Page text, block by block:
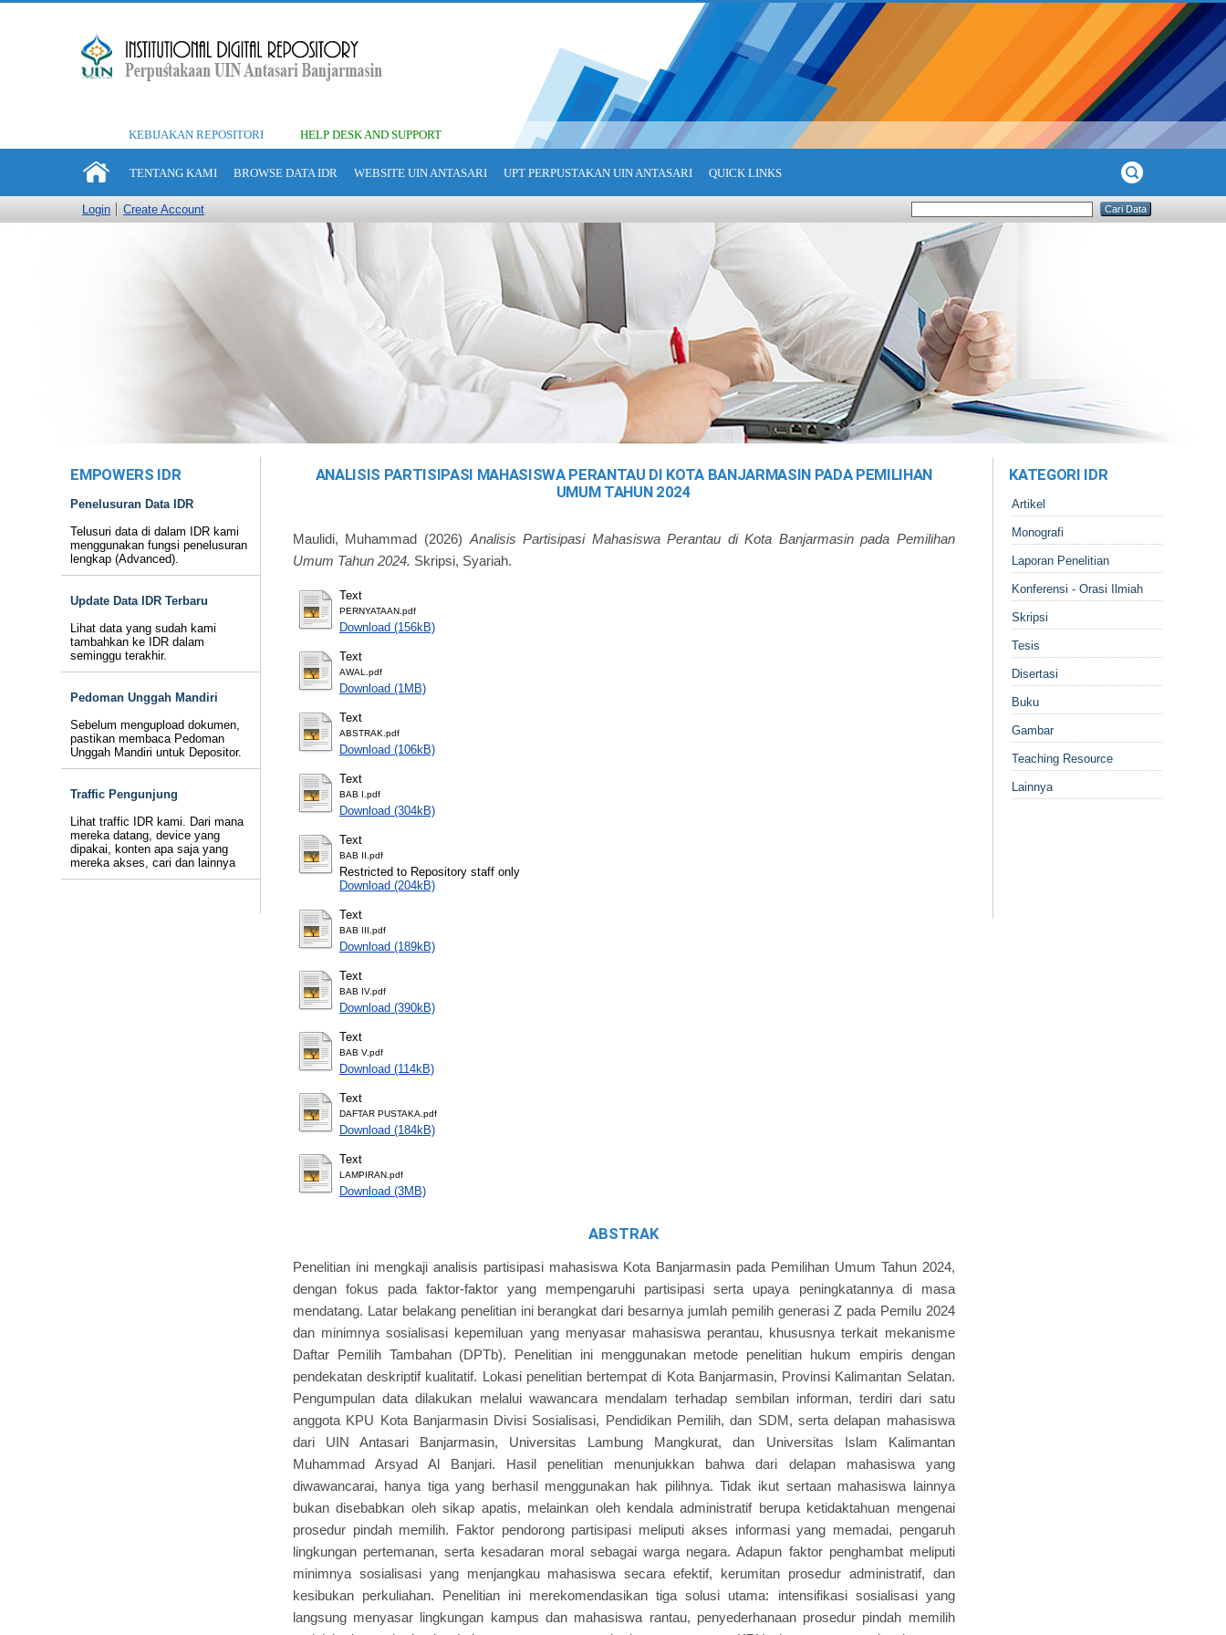
KEBIJAKAN REPOSITORI HELP DESK AND SUPPORT
TENTANG KAMI BROWSE DATA IDR WEBSITE UIN ANTASARI UPT PERPUSTAKAN UIN ANTASARI QUICK LINKS
Login Create Account
EMPOWERS IDR
Penelusuran Data IDR
Telusuri data di dalam IDR kami
menggunakan fungsi penelusuran
lengkap (Advanced).
Update Data IDR Terbaru
Lihat data yang sudah kami
tambahkan ke IDR dalam
seminggu terakhir.
Pedoman Unggah Mandiri
Sebelum mengupload dokumen,
pastikan membaca Pedoman
Unggah Mandiri untuk Depositor.
Traffic Pengunjung
Lihat traffic IDR kami. Dari mana
mereka datang, device yang
dipakai, konten apa saja yang
mereka akses, cari dan lainnya
ANALISIS PARTISIPASI MAHASISWA PERANTAU DI KOTA BANJARMASIN PADA PEMILIHAN
UMUM TAHUN 2024
Maulidi, Muhammad (2026) Analisis Partisipasi Mahasiswa Perantau di Kota Banjarmasin pada Pemilihan
Umum Tahun 2024. Skripsi, Syariah.
Text
PERNYATAAN.pdf
Download (156kB)
Text
AWAL.pdf
Download (1MB)
Text
ABSTRAK.pdf
Download (106kB)
Text
BAB I.pdf
Download (304kB)
Text
BAB II.pdf
Restricted to Repository staff only
Download (204kB)
Text
BAB III.pdf
Download (189kB)
Text
BAB IV.pdf
Download (390kB)
Text
BAB V.pdf
Download (114kB)
Text
DAFTAR PUSTAKA.pdf
Download (184kB)
Text
LAMPIRAN.pdf
Download (3MB)
ABSTRAK
Penelitian ini mengkaji analisis partisipasi mahasiswa Kota Banjarmasin pada Pemilihan Umum Tahun 2024,
dengan fokus pada faktor-faktor yang mempengaruhi partisipasi serta upaya peningkatannya di masa
mendatang. Latar belakang penelitian ini berangkat dari besarnya jumlah pemilih generasi Z pada Pemilu 2024
dan minimnya sosialisasi kepemiluan yang menyasar mahasiswa perantau, khususnya terkait mekanisme
Daftar Pemilih Tambahan (DPTb). Penelitian ini menggunakan metode penelitian hukum empiris dengan
pendekatan deskriptif kualitatif. Lokasi penelitian bertempat di Kota Banjarmasin, Provinsi Kalimantan Selatan.
Pengumpulan data dilakukan melalui wawancara mendalam terhadap sembilan informan, terdiri dari satu
anggota KPU Kota Banjarmasin Divisi Sosialisasi, Pendidikan Pemilih, dan SDM, serta delapan mahasiswa
dari UIN Antasari Banjarmasin, Universitas Lambung Mangkurat, dan Universitas Islam Kalimantan
Muhammad Arsyad Al Banjari. Hasil penelitian menunjukkan bahwa dari delapan mahasiswa yang
diwawancarai, hanya tiga yang berhasil menggunakan hak pilihnya. Tidak ikut sertaan mahasiswa lainnya
bukan disebabkan oleh sikap apatis, melainkan oleh kendala administratif berupa ketidaktahuan mengenai
prosedur pindah memilih. Faktor pendorong partisipasi meliputi akses informasi yang memadai, pengaruh
lingkungan pertemanan, serta kesadaran moral sebagai warga negara. Adapun faktor penghambat meliputi
minimnya sosialisasi yang menjangkau mahasiswa secara efektif, kerumitan prosedur administratif, dan
kesibukan perkuliahan. Penelitian ini merekomendasikan tiga solusi utama: intensifikasi sosialisasi yang
langsung menyasar lingkungan kampus dan mahasiswa rantau, penyederhanaan prosedur pindah memilih
KATEGORI IDR
Artikel
Monografi
Laporan Penelitian
Konferensi - Orasi Ilmiah
Skripsi
Tesis
Disertasi
Buku
Gambar
Teaching Resource
Lainnya